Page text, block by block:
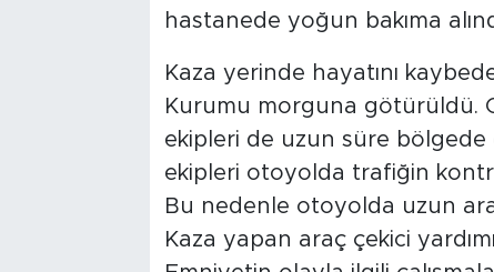
hastanede yoğun bakıma
Kaza yerinde hayatını
Kurumu morguna götürüldü.
ekipleri de uzun süre bölgede
ekipleri otoyolda trafiğin
Bu nedenle otoyolda uzun
Kaza yapan araç çekici